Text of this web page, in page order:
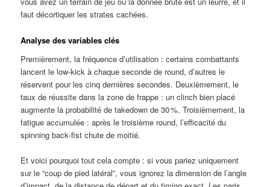
faut décortiquer les strates cachées.
Analyse des variables clés
Premièrement, la fréquence d’utilisation : certains combattants
lancent le low‑kick à chaque seconde de round, d’autres le
réservent pour les cinq dernières secondes. Deuxièmement, le
taux de réussite dans la zone de frappe : un clinch bien placé
augmente la probabilité de takedown de 30 %. Troisièmement, la
fatigue accumulée : après le troisième round, l’efficacité du
spinning back‑fist chute de moitié.
Et voici pourquoi tout cela compte : si vous pariez uniquement
sur le “coup de pied latéral”, vous ignorez la dimension de l’angle